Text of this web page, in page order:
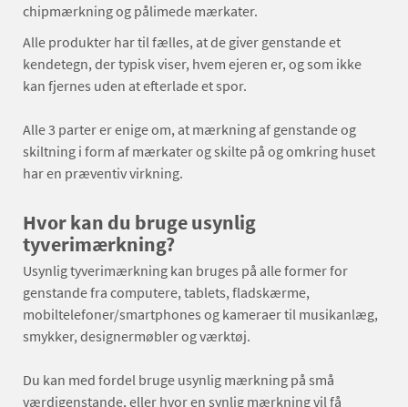
chipmærkning og pålimede mærkater.
Alle produkter har til fælles, at de giver genstande et
kendetegn, der typisk viser, hvem ejeren er, og som ikke
kan fjernes uden at efterlade et spor.
Alle 3 parter er enige om, at mærkning af genstande og
skiltning i form af mærkater og skilte på og omkring huset
har en præventiv virkning.
Hvor kan du bruge usynlig
tyverimærkning?
Usynlig tyverimærkning kan bruges på alle former for
genstande fra computere, tablets, fladskærme,
mobiltelefoner/smartphones og kameraer til musikanlæg,
smykker, designermøbler og værktøj.
Du kan med fordel bruge usynlig mærkning på små
værdigenstande, eller hvor en synlig mærkning vil få